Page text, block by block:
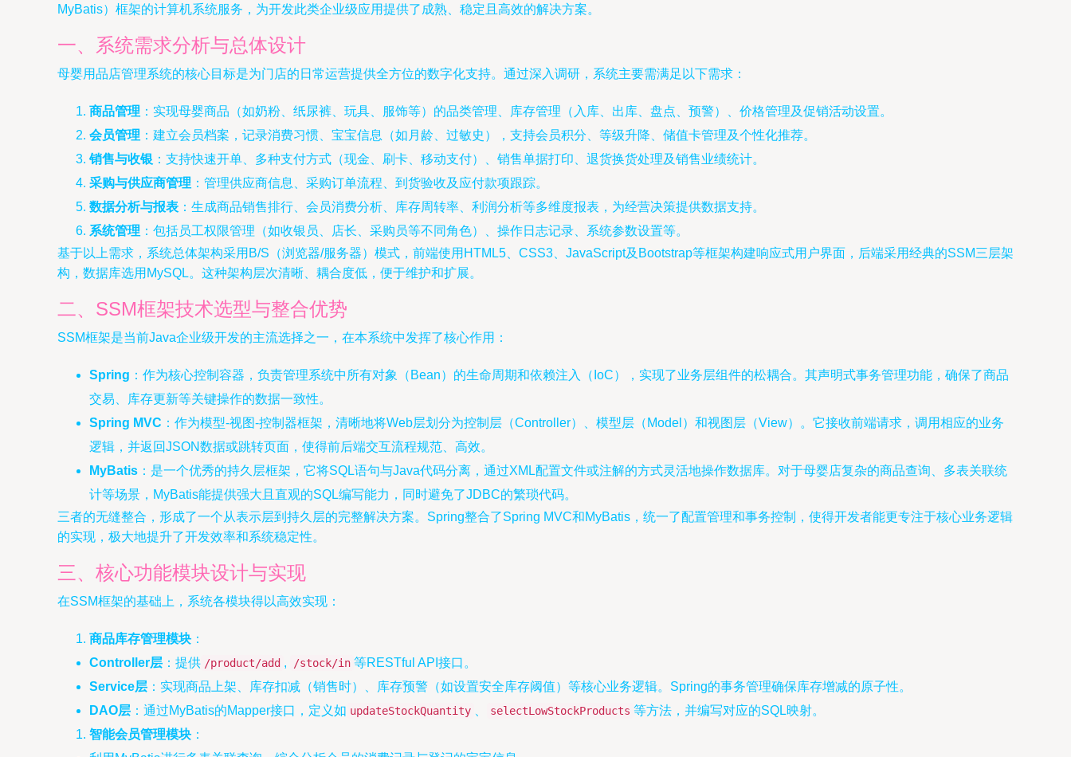
MyBatis）框架的计算机系统服务，为开发此类企业级应用提供了成熟、稳定且高效的解决方案。
一、系统需求分析与总体设计
母婴用品店管理系统的核心目标是为门店的日常运营提供全方位的数字化支持。通过深入调研，系统主要需满足以下需求：
商品管理 ：实现母婴商品（如奶粉、纸尿裤、玩具、服饰等）的品类管理、库存管理（入库、出库、盘点、预警）、价格管理及促销活动设置。
会员管理 ：建立会员档案，记录消费习惯、宝宝信息（如月龄、过敏史），支持会员积分、等级升降、储值卡管理及个性化推荐。
销售与收银 ：支持快速开单、多种支付方式（现金、刷卡、移动支付）、销售单据打印、退货换货处理及销售业绩统计。
采购与供应商管理 ：管理供应商信息、采购订单流程、到货验收及应付款项跟踪。
数据分析与报表 ：生成商品销售排行、会员消费分析、库存周转率、利润分析等多维度报表，为经营决策提供数据支持。
系统管理 ：包括员工权限管理（如收银员、店长、采购员等不同角色）、操作日志记录、系统参数设置等。
基于以上需求，系统总体架构采用B/S（浏览器/服务器）模式，前端使用HTML5、CSS3、JavaScript及Bootstrap等框架构建响应式用户界面，后端采用经典的SSM三层架
构，数据库选用MySQL。这种架构层次清晰、耦合度低，便于维护和扩展。
二、SSM框架技术选型与整合优势
SSM框架是当前Java企业级开发的主流选择之一，在本系统中发挥了核心作用：
Spring ：作为核心控制容器，负责管理系统中所有对象（Bean）的生命周期和依赖注入（IoC），实现了业务层组件的松耦合。其声明式事务管理功能，确保了商品
交易、库存更新等关键操作的数据一致性。
Spring MVC ：作为模型-视图-控制器框架，清晰地将Web层划分为控制层（Controller）、模型层（Model）和视图层（View）。它接收前端请求，调用相应的业务
逻辑，并返回JSON数据或跳转页面，使得前后端交互流程规范、高效。
MyBatis ：是一个优秀的持久层框架，它将SQL语句与Java代码分离，通过XML配置文件或注解的方式灵活地操作数据库。对于母婴店复杂的商品查询、多表关联统
计等场景，MyBatis能提供强大且直观的SQL编写能力，同时避免了JDBC的繁琐代码。
三者的无缝整合，形成了一个从表示层到持久层的完整解决方案。Spring整合了Spring MVC和MyBatis，统一了配置管理和事务控制，使得开发者能更专注于核心业务逻辑
的实现，极大地提升了开发效率和系统稳定性。
三、核心功能模块设计与实现
在SSM框架的基础上，系统各模块得以高效实现：
商品库存管理模块 ：
Controller层 ：提供 /product/add , /stock/in 等RESTful API接口。
Service层 ：实现商品上架、库存扣减（销售时）、库存预警（如设置安全库存阈值）等核心业务逻辑。Spring的事务管理确保库存增减的原子性。
DAO层 ：通过MyBatis的Mapper接口，定义如 updateStockQuantity selectLowStockProducts 等方法，并编写对应的SQL映射。
智能会员管理模块 ：